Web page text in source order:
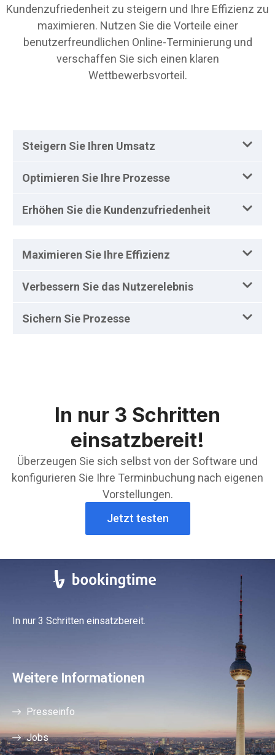
Kundenzufriedenheit zu steigern und Ihre Effizienz zu
maximieren. Nutzen Sie die Vorteile einer
benutzerfreundlichen Online-Terminierung und
verschaffen Sie sich einen klaren
Wettbewerbsvorteil.
Steigern Sie Ihren Umsatz
Optimieren Sie Ihre Prozesse
Erhöhen Sie die Kundenzufriedenheit
Maximieren Sie Ihre Effizienz
Verbessern Sie das Nutzerelebnis
Sichern Sie Prozesse
In nur 3 Schritten
einsatzbereit!
Überzeugen Sie sich selbst von der Software und
konfigurieren Sie Ihre Terminbuchung nach eigenen
Vorstellungen.
Jetzt testen
In nur 3 Schritten einsatzbereit.
Weitere Informationen
Presseinfo
Jobs